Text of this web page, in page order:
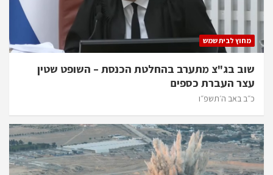
מחוץ לבית שמש
שוב בג"צ מתערב בהחלטת הכנסת – השופט שטין
עצר העברת כספים
כ״ב באב ה׳תשפ״ו